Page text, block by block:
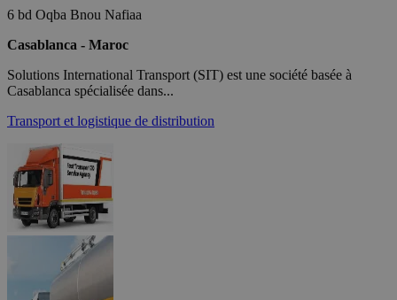
6 bd Oqba Bnou Nafiaa
Casablanca - Maroc
Solutions International Transport (SIT) est une société basée à
Casablanca spécialisée dans...
Transport et logistique de distribution